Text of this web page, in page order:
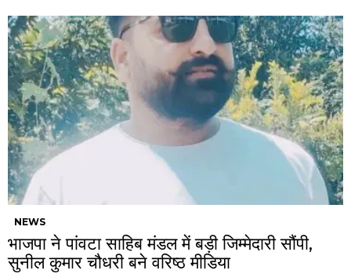
NEWS
भाजपा ने पांवटा साहिब मंडल में बड़ी जिम्मेदारी सौंपी,
सुनील कुमार चौधरी बने वरिष्ठ मीडिया